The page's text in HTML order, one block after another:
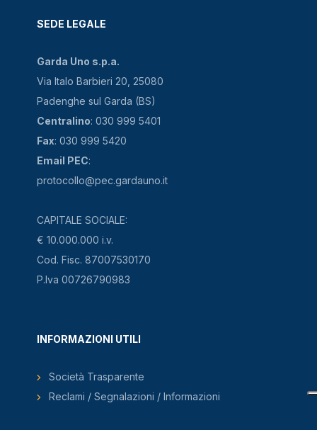
SEDE LEGALE
Garda Uno s.p.a.
Via Italo Barbieri 20, 25080
Padenghe sul Garda (BS)
Centralino: 030 999 5401
Fax: 030 999 5420
Email PEC:
protocollo@pec.gardauno.it
CAPITALE SOCIALE:
€ 10.000.000 i.v.
Cod. Fisc. 87007530170
P.Iva 00726790983
INFORMAZIONI UTILI
Società Trasparente
Reclami / Segnalazioni / Informazioni